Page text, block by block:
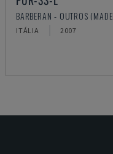
BARBERAN - OUTROS
ITÁLIA 2007